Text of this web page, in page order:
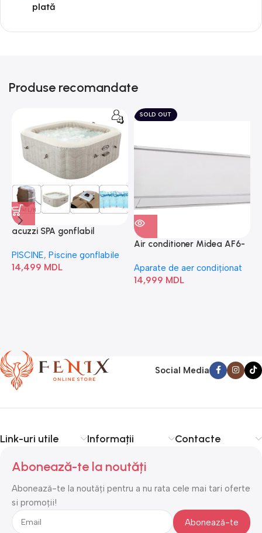
plată
Produse recomandate
acuzzi SPA gonflabil
Bubble” 28446
PISCINE, Piscine gonflabile
14,499 MDL
SOLD OUT
Air conditioner Midea AF6-
Aparate de aer condiționat
14,999 MDL
Social Media
Link-uri utile Informații Contacte
Abonează-te la noutăți
Abonează-te la noutăți pentru a nu rata cele mai tari oferte
si promoții!